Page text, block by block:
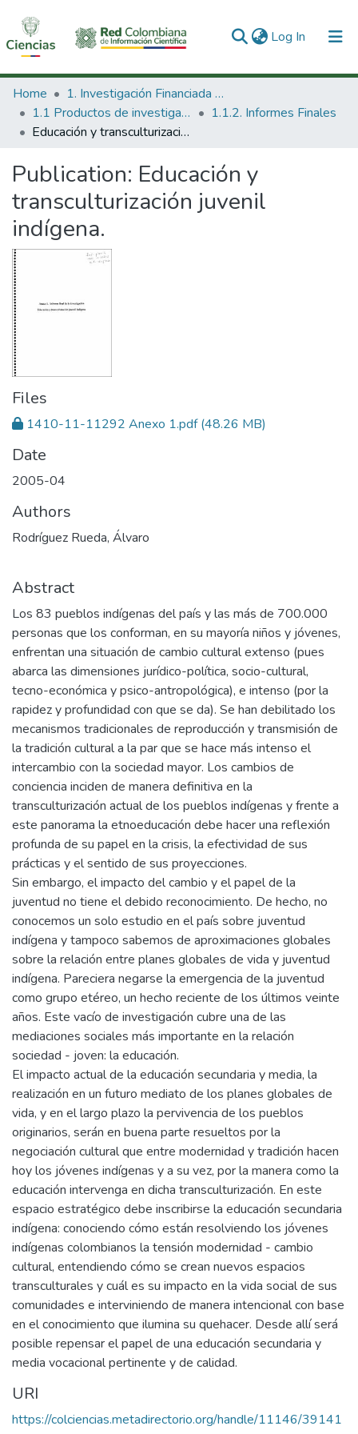
Log In (current)
Communities & Collections
All of DSpace
Home
1. Investigación Financiada con Recursos Públicos
1.1 Productos de investigación
1.1.2. Informes Finales
Educación y transculturización juvenil indígena.
Publication: Educación y
transculturización juvenil
indígena.
Files
1410-11-11292 Anexo 1.pdf(48.26 MB)
Date
2005-04
Authors
Rodríguez Rueda, Álvaro
Abstract
Los 83 pueblos indígenas del país y las más de 700.000
personas que los conforman, en su mayoría niños y jóvenes,
enfrentan una situación de cambio cultural extenso (pues
abarca las dimensiones jurídico-política, socio-cultural,
tecno-económica y psico-antropológica), e intenso (por la
rapidez y profundidad con que se da). Se han debilitado los
mecanismos tradicionales de reproducción y transmisión de
la tradición cultural a la par que se hace más intenso el
intercambio con la sociedad mayor. Los cambios de
conciencia inciden de manera definitiva en la
transculturización actual de los pueblos indígenas y frente a
este panorama la etnoeducación debe hacer una reflexión
profunda de su papel en la crisis, la efectividad de sus
prácticas y el sentido de sus proyecciones.
Sin embargo, el impacto del cambio y el papel de la
juventud no tiene el debido reconocimiento. De hecho, no
conocemos un solo estudio en el país sobre juventud
indígena y tampoco sabemos de aproximaciones globales
sobre la relación entre planes globales de vida y juventud
indígena. Pareciera negarse la emergencia de la juventud
como grupo etéreo, un hecho reciente de los últimos veinte
años. Este vacío de investigación cubre una de las
mediaciones sociales más importante en la relación
sociedad - joven: la educación.
El impacto actual de la educación secundaria y media, la
realización en un futuro mediato de los planes globales de
vida, y en el largo plazo la pervivencia de los pueblos
originarios, serán en buena parte resueltos por la
negociación cultural que entre modernidad y tradición hacen
hoy los jóvenes indígenas y a su vez, por la manera como la
educación intervenga en dicha transculturización. En este
espacio estratégico debe inscribirse la educación secundaria
indígena: conociendo cómo están resolviendo los jóvenes
indígenas colombianos la tensión modernidad - cambio
cultural, entendiendo cómo se crean nuevos espacios
transculturales y cuál es su impacto en la vida social de sus
comunidades e interviniendo de manera intencional con base
en el conocimiento que ilumina su quehacer. Desde allí será
posible repensar el papel de una educación secundaria y
media vocacional pertinente y de calidad.
URI
https://colciencias.metadirectorio.org/handle/11146/39141